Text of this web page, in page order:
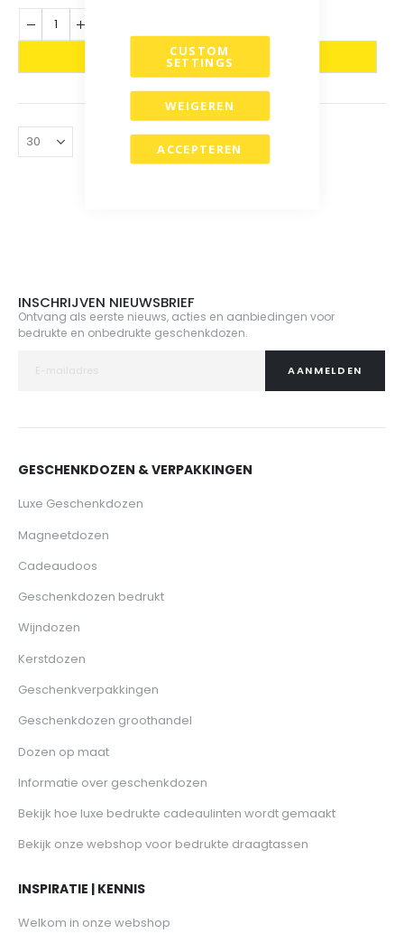
ACCEPTEREN
CUSTOM
SETTINGS
WEIGEREN
INSCHRIJVEN NIEUWSBRIEF
Ontvang als eerste nieuws, acties en aanbiedingen voor
bedrukte en onbedrukte geschenkdozen.
AANMELDEN
GESCHENKDOZEN & VERPAKKINGEN
Luxe Geschenkdozen
Magneetdozen
Cadeaudoos
Geschenkdozen bedrukt
Wijndozen
Kerstdozen
Geschenkverpakkingen
Geschenkdozen groothandel
Dozen op maat
Informatie over geschenkdozen
Bekijk hoe luxe bedrukte cadeaulinten wordt gemaakt
Bekijk onze webshop voor bedrukte draagtassen
INSPIRATIE | KENNIS
Welkom in onze webshop